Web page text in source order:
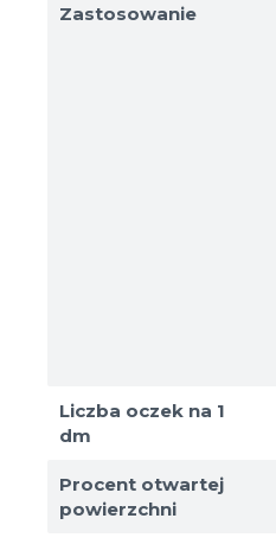
Zastosowanie
Liczba oczek na 1
dm
Procent otwartej
powierzchni